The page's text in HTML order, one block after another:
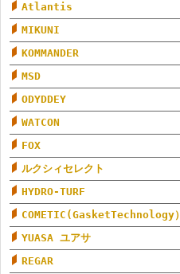
Atlantis
MIKUNI
KOMMANDER
MSD
ODYDDEY
WATCON
FOX
ルクシィセレクト
HYDRO-TURF
COMETIC(GasketTechnology）
YUASA ユアサ
REGAR